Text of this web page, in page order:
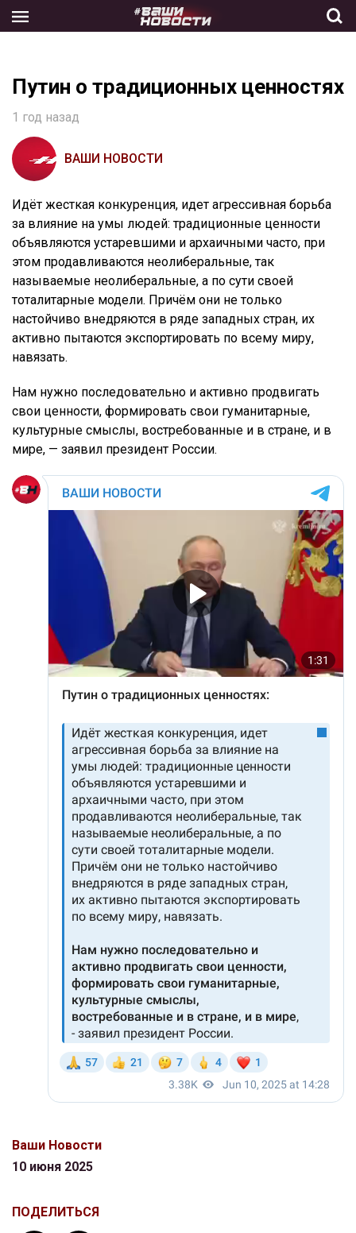
the
Путин о традиционных ценностях
1 год назад
ВАШИ НОВОСТИ
Идёт жесткая конкуренция, идет агрессивная борьба
за влияние на умы людей: традиционные ценности
объявляются устаревшими и архаичными часто, при
этом продавливаются неолиберальные, так
называемые неолиберальные, а по сути своей
тоталитарные модели. Причём они не только
настойчиво внедряются в ряде западных стран, их
активно пытаются экспортировать по всему миру,
навязать.
Нам нужно последовательно и активно продвигать
свои ценности, формировать свои гуманитарные,
культурные смыслы, востребованные и в стране, и в
мире, — заявил президент России.
Ваши Новости
10 июня 2025
ПОДЕЛИТЬСЯ